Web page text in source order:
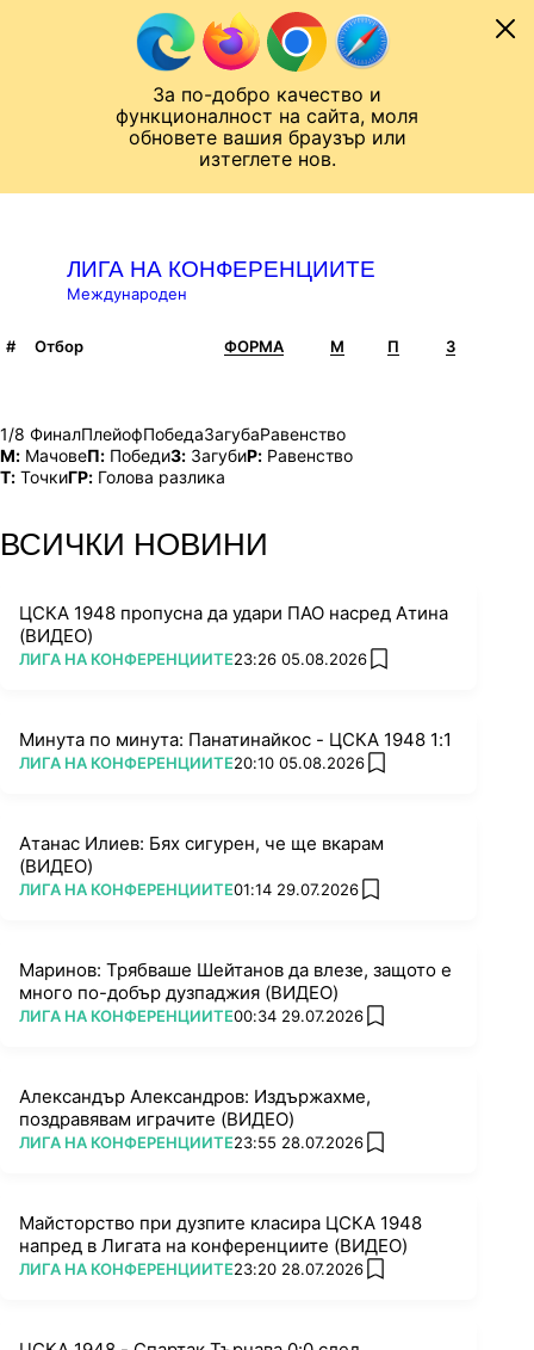
За по-добро качество и
функционалност на сайта, моля
обновете вашия браузър или
изтеглете нов.
Към съдържанието
ЛИГА НА КОНФЕРЕНЦИИТЕ НовиниРезултати
ЛИГА НА КОНФЕРЕНЦИИТЕ КЛАСИРАНИЯ
ЛИГА НА КОНФЕРЕНЦИИТЕ
Международен
# Отбор ФОРМА M П З
1/8 ФиналПлейофПобедаЗагубаРавенство
М: МачовеП: ПобедиЗ: ЗагубиР: Равенство
T: ТочкиГР: Голова разлика
ВСИЧКИ НОВИНИ
ЦСКА 1948 пропусна да удари ПАО насред Атина
(ВИДЕО)
ПОВЕЧЕ ОТ
ЛИГА НА КОНФЕРЕНЦИИТЕ23:26 05.08.2026 add favorites
Минута по минута: Панатинайкос - ЦСКА 1948 1:1
ПОВЕЧЕ ОТ
ЛИГА НА КОНФЕРЕНЦИИТЕ20:10 05.08.2026 add favorites
Атанас Илиев: Бях сигурен, че ще вкарам
(ВИДЕО)
ПОВЕЧЕ ОТ
ЛИГА НА КОНФЕРЕНЦИИТЕ01:14 29.07.2026 add favorites
Маринов: Трябваше Шейтанов да влезе, защото е
много по-добър дузпаджия (ВИДЕО)
ПОВЕЧЕ ОТ
ЛИГА НА КОНФЕРЕНЦИИТЕ00:34 29.07.2026 add favorites
Александър Александров: Издържахме,
поздравявам играчите (ВИДЕО)
ПОВЕЧЕ ОТ
ЛИГА НА КОНФЕРЕНЦИИТЕ23:55 28.07.2026 add favorites
Майсторство при дузпите класира ЦСКА 1948
напред в Лигата на конференциите (ВИДЕО)
ПОВЕЧЕ ОТ
ЛИГА НА КОНФЕРЕНЦИИТЕ23:20 28.07.2026 add favorites